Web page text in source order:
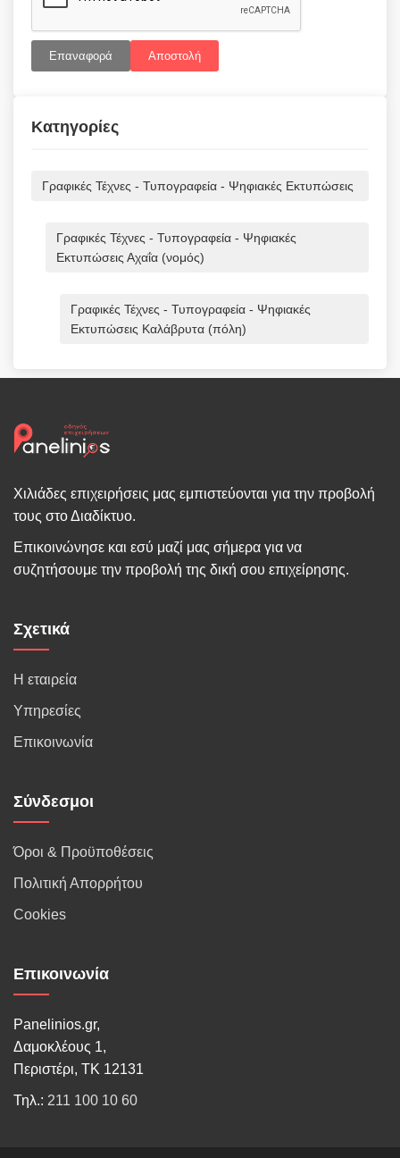
Επαναφορά Αποστολή
Κατηγορίες
Γραφικές Τέχνες - Τυπογραφεία - Ψηφιακές Εκτυπώσεις
Γραφικές Τέχνες - Τυπογραφεία - Ψηφιακές
Εκτυπώσεις Αχαΐα (νομός)
Γραφικές Τέχνες - Τυπογραφεία - Ψηφιακές
Εκτυπώσεις Καλάβρυτα (πόλη)
Χιλιάδες επιχειρήσεις μας εμπιστεύονται για την προβολή
τους στο Διαδίκτυο.
Επικοινώνησε και εσύ μαζί μας σήμερα για να
συζητήσουμε την προβολή της δική σου επιχείρησης.
Σχετικά
Η εταιρεία
Υπηρεσίες
Επικοινωνία
Σύνδεσμοι
Όροι & Προϋποθέσεις
Πολιτική Απορρήτου
Cookies
Επικοινωνία
Panelinios.gr,
Δαμοκλέους 1,
Περιστέρι, ΤΚ 12131
Τηλ.: 211 100 10 60